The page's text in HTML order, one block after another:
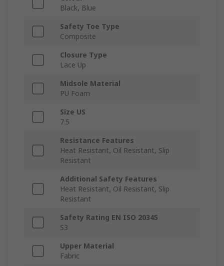
Black, Blue
Safety Toe Type
Composite
Closure Type
Lace Up
Midsole Material
PU Foam
Size US
7.5
Resistance Features
Heat Resistant, Oil Resistant, Slip
Resistant
Additional Safety Features
Heat Resistant, Oil Resistant, Slip
Resistant
Safety Rating EN ISO 20345
S3
Upper Material
Fabric